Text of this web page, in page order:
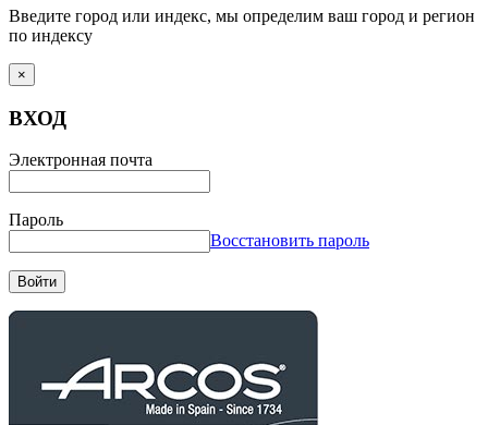
Введите город или индекс, мы определим ваш город и регион
по индексу
×
ВХОД
Электронная почта
Пароль
Восстановить пароль
Войти